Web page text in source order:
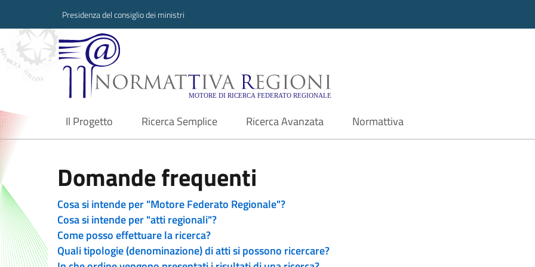
Presidenza del consiglio dei ministri
Normattiva Regioni - Motore di ricerca
Il Progetto
current Ricerca Semplice Ricerca Avanzata Normattiva
Domande frequenti
Cosa si intende per "Motore Federato Regionale"?
Cosa si intende per "atti regionali"?
Come posso effettuare la ricerca?
Quali tipologie (denominazione) di atti si possono ricercare?